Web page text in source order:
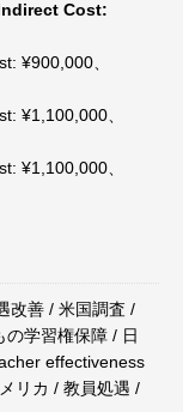
Cost:
¥900,000、
¥1,100,000、
¥1,100,000、
改善 / 米国調査 /
学習権保障 / 日
effectiveness
リカ / 教員処遇 /